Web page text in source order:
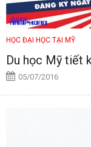
HỌC ĐẠI HỌC TẠI MỸ
Du học Mỹ tiết
05/07/2016